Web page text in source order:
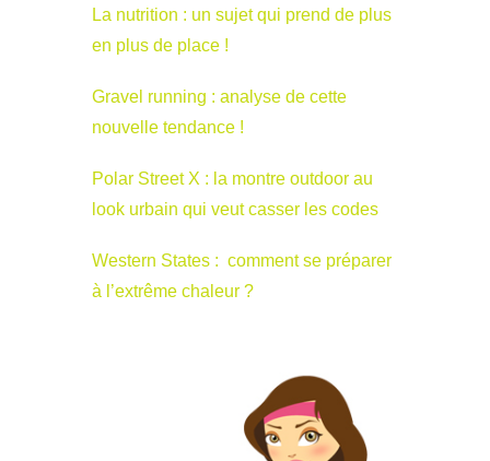
La nutrition : un sujet qui prend de plus
en plus de place !
Gravel running : analyse de cette
nouvelle tendance !
Polar Street X : la montre outdoor au
look urbain qui veut casser les codes
Western States : comment se préparer
à l’extrême chaleur ?